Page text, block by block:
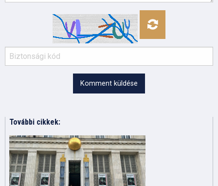
Komment küldése
További cikkek: